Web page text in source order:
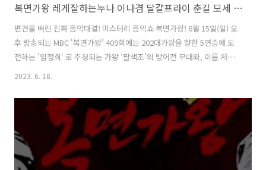
복면가왕 레게잘하는누나 이나겸 달걀프라이 춘길 모세 정체 복면가왕 팔색조 임정희 202대가왕 결정전 409회
편견을 버린 진짜 음악대결! 미스터리 음악쇼 복면가왕! 6월 15일(일) 오
후 방송되는 MBC '복면가왕' 409회에는 202대가왕을 향한 5연승에 도
전하는 '임정희' 로 추청되는 가왕 ‘팔색조’의 방어전 무대와, 이를 저지
할 복면가수 4인의 솔로곡 대결이 펼쳐집니다. 황금가면을 차지하기 위
전 !!! 1. 2라운드대결 & 정체공개 : 복면가왕 달걀프라이 춘길 모세 vs 복
면가왕 레게잘하는누나 이나겸 오늘 무대는 촉촉한 반숙으로 할까요~ 담
백한 완숙으로 할까요? 달걀프라이 vs 한 가닥 한 가닥 땋은 머리로 한가
락 하러 왔어요! 레게 잘하는 누나 복면가왕 달걀프라이 의 정체는 가수
춘길 모세, 복면가왕 레게잘하는누나 의 정체는 가수 ..
2023. 6. 18.